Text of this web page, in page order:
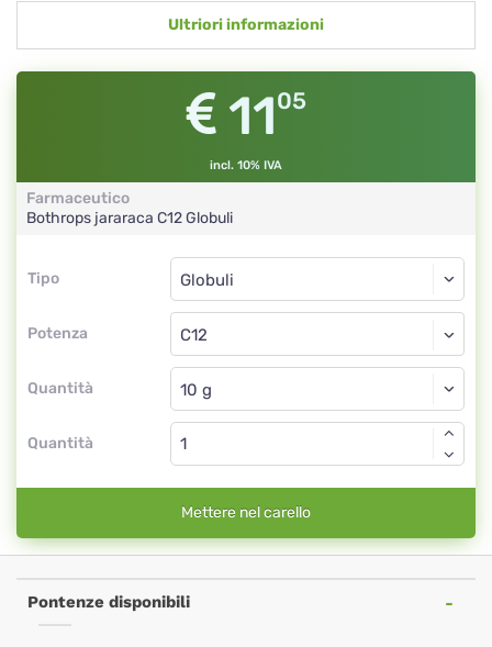
Ultriori informazioni
1105
incl. 10% IVA
Farmaceutico
Bothrops jararaca C12Globuli
Tipo
Tipo
Potenza
Globuli
C12
Quantità
Globuli
Quantità
Mettere nel carello
Pontenze disponibili